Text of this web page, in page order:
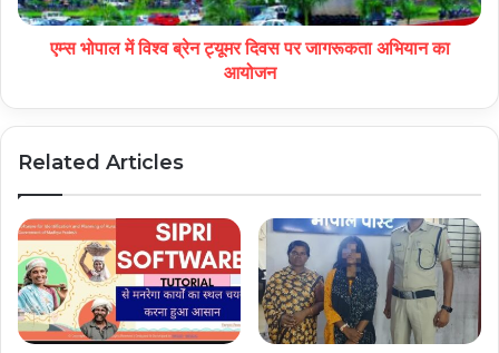
एम्स भोपाल में विश्व ब्रेन ट्यूमर दिवस पर जागरूकता अभियान का
आयोजन
Related Articles